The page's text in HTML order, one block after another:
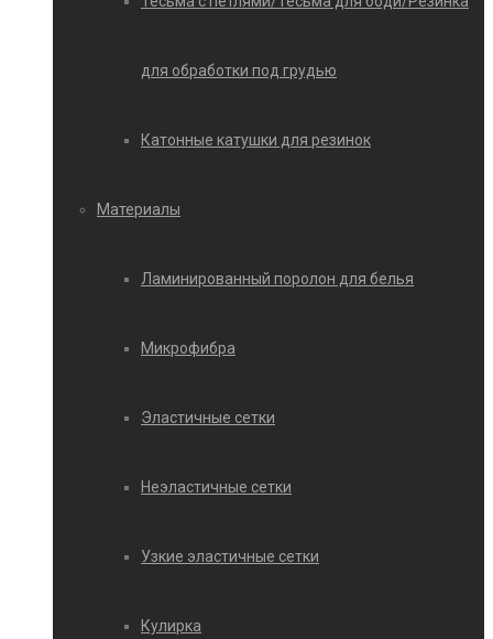
для обработки под грудью
Катонные катушки для резинок
Материалы
Ламинированный поролон для белья
Микрофибра
Эластичные сетки
Неэластичные сетки
Узкие эластичные сетки
Кулирка